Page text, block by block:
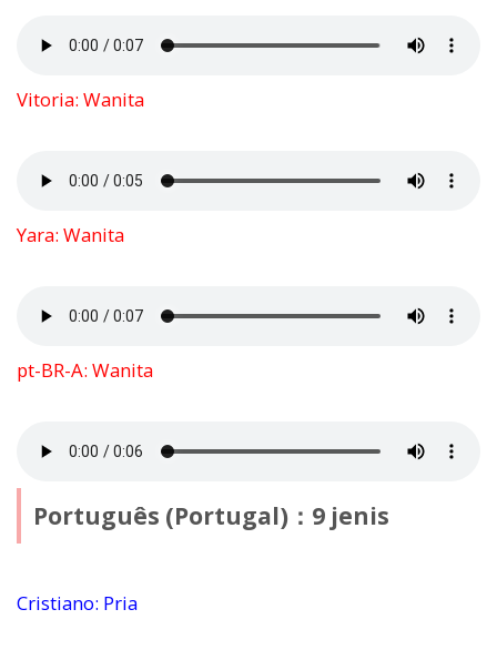
Vitoria: Wanita
Yara: Wanita
pt-BR-A: Wanita
Português (Portugal)：9 jenis
Cristiano: Pria